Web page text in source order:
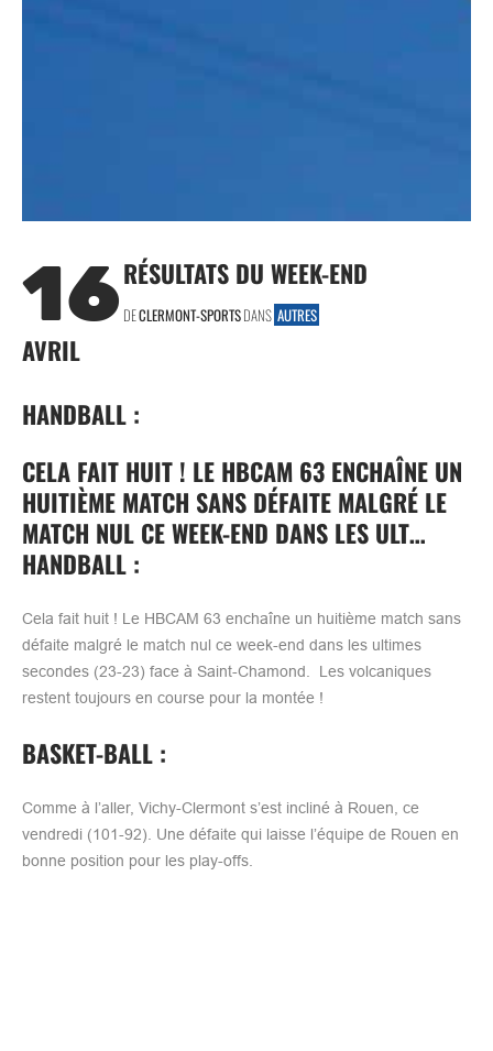
16
AVRIL
RÉSULTATS DU WEEK-END
DECLERMONT-SPORTSDANS AUTRES
HANDBALL :
CELA FAIT HUIT ! LE HBCAM 63 ENCHAÎNE UN
HUITIÈME MATCH SANS DÉFAITE MALGRÉ LE
MATCH NUL CE WEEK-END DANS LES ULT…
HANDBALL :
Cela fait huit ! Le HBCAM 63 enchaîne un huitième match sans
défaite malgré le match nul ce week-end dans les ultimes
secondes (23-23) face à Saint-Chamond. Les volcaniques
restent toujours en course pour la montée !
BASKET-BALL :
Comme à l’aller, Vichy-Clermont s’est incliné à Rouen, ce
vendredi (101-92). Une défaite qui laisse l’équipe de Rouen en
bonne position pour les play-offs.